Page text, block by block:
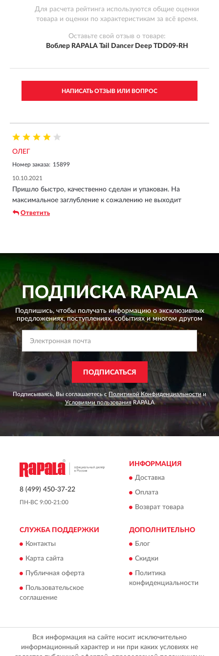
Для расчета рейтинга используются общие оценки
товара и оценки по характеристикам за всё время.
Оставьте свой отзыв о товаре:
Воблер RAPALA Tail Dancer Deep TDD09-RH
НАПИСАТЬ ОТЗЫВ ИЛИ ВОПРОС
ОЛЕГ
Номер заказа: 15899
10.10.2021
Пришло быстро, качественно сделан и упакован. На
максимальное заглубление к сожалению не выходит
Ответить
ПОДПИСКАRAPALA
Подпишись, чтобы получать информацию о эксклюзивных
предложениях,поступлениях, событиях и многом другом
ПОДПИСАТЬСЯ
Подписываясь, Вы соглашаетесь сПолитикой Конфиденциальности и
Условиями пользованияRAPALA
8 (499) 450-37-22
ПН-ВС 9:00-21:00
ИНФОРМАЦИЯ
Доставка
Оплата
Возврат товара
СЛУЖБА ПОДДЕРЖКИ
Контакты
Карта сайта
Публичная оферта
Пользовательское
соглашение
ДОПОЛНИТЕЛЬНО
Блог
Скидки
Политика
конфиденциальности
Вся информация на сайте носит исключительно
информационный характер и ни при каких условиях не